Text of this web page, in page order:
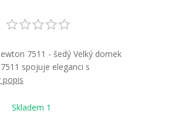
7511 - šedý Velký domek
spojuje eleganci s
popis
Skladem 1